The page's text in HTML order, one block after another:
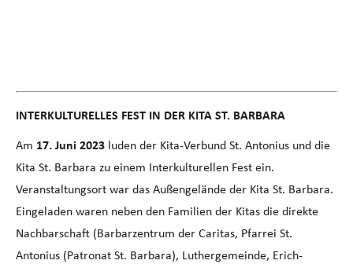
INTERKULTURELLES FEST IN DER KITA ST. BARBARA
Am 17. Juni 2023 luden der Kita-Verbund St. Antonius und die
Kita St. Barbara zu einem Interkulturellen Fest ein.
Veranstaltungsort war das Außengelände der Kita St. Barbara.
Eingeladen waren neben den Familien der Kitas die direkte
Nachbarschaft (Barbarzentrum der Caritas, Pfarrei St.
Antonius (Patronat St. Barbara), Luthergemeinde, Erich-